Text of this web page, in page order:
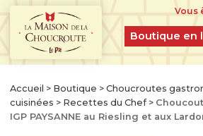
Vous
Boutique en
BOUTIQUE EN LIGNE
PRODUITS DU MOMENT
Accueil > Boutique >Choucroutes
cuisinées > Recettes du Chef>
IGP PAYSANNE au Riesling et aux